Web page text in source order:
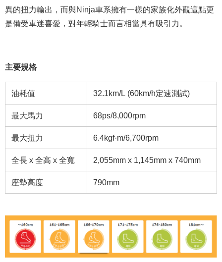
異的扭力輸出，而與Ninja車系擁有一樣的家族化外觀這點更
是備受車迷喜愛，對年輕騎士而言相當具有吸引力。
主要規格
油耗值 32.1km/L (60km/h定速測試)
最大馬力 68ps/8,000rpm
最大扭力 6.4kgf·m/6,700rpm
全長 x 全高 x 全寬 2,055mm x 1,145mm x 740mm
座墊高度 790mm